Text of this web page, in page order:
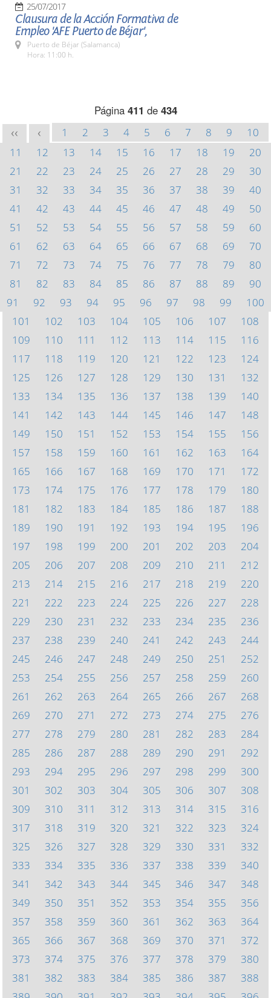
25/07/2017
Clausura de la Acción Formativa de
Empleo 'AFE Puerto de Béjar',
Puerto de Béjar (Salamanca)
Hora: 11:00 h.
Página 411 de 434
<< < 1 2 3 4 5 6 7 8 9
10
11
12 13 14 15 16 17 18 19
20
21
22 23 24 25 26 27 28 29
30
31
32 33 34 35 36 37 38 39
40
41
42 43 44 45 46 47 48 49
50
51
52 53 54 55 56 57 58 59
60
61
62 63 64 65 66 67 68 69
70
71
72 73 74 75 76 77 78 79
80
81
82 83 84 85 86 87 88 89
90
91
92 93 94 95 96 97 98 99
100
101
102 103 104 105 106 107
108
109
110 111 112 113 114 115
116
117
118 119 120 121 122 123
124
125
126 127 128 129 130 131
132
133
134 135 136 137 138 139
140
141
142 143 144 145 146 147
148
149
150 151 152 153 154 155
156
157
158 159 160 161 162 163
164
165
166 167 168 169 170 171
172
173
174 175 176 177 178 179
180
181
182 183 184 185 186 187
188
189
190 191 192 193 194 195
196
197
198 199 200 201 202 203
204
205
206 207 208 209 210 211
212
213
214 215 216 217 218 219
220
221
222 223 224 225 226 227
228
229
230 231 232 233 234 235
236
237
238 239 240 241 242 243
244
245
246 247 248 249 250 251
252
253
254 255 256 257 258 259
260
261
262 263 264 265 266 267
268
269
270 271 272 273 274 275
276
277
278 279 280 281 282 283
284
285
286 287 288 289 290 291
292
293
294 295 296 297 298 299
300
301
302 303 304 305 306 307
308
309
310 311 312 313 314 315
316
317
318 319 320 321 322 323
324
325
326 327 328 329 330 331
332
333
334 335 336 337 338 339
340
341
342 343 344 345 346 347
348
349
350 351 352 353 354 355
356
357
358 359 360 361 362 363
364
365
366 367 368 369 370 371
372
373
374 375 376 377 378 379
380
381
382 383 384 385 386 387
388